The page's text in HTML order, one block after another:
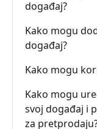
događaj?
Kako mogu
događaj?
Kako mogu
Kako mogu
svoj događaj i
za